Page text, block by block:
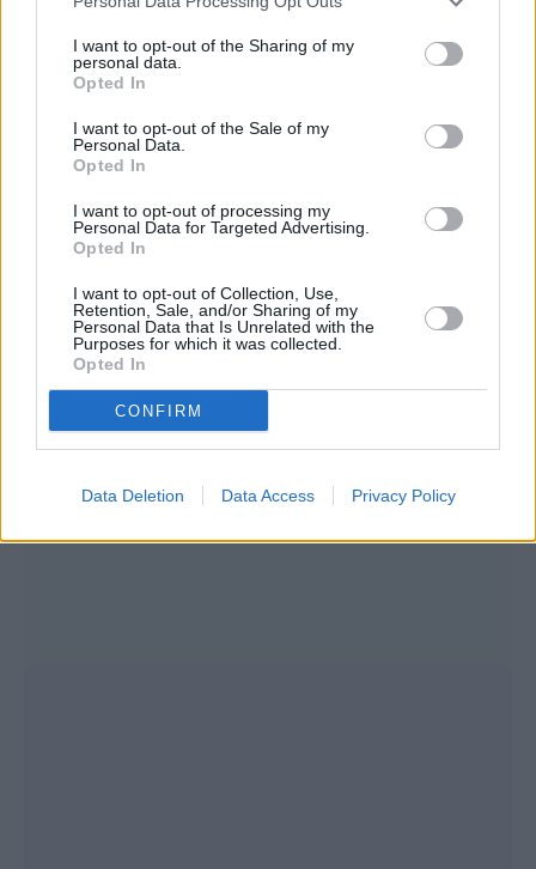
I want to opt-out of the Sharing of my
personal data.
Opted In
I want to opt-out of the Sale of my
Personal Data.
Opted In
I want to opt-out of processing my
Personal Data for Targeted Advertising.
Opted In
I want to opt-out of Collection, Use,
Retention, Sale, and/or Sharing of my
Personal Data that Is Unrelated with the
Purposes for which it was collected.
Opted In
CONFIRM
Data Deletion Data Access Privacy Policy
προσδιοριστούν από τη νεκροψία –
νεκροτομή.
Συνεντεύξεις 18/11/2025
Δήμητρα Δερζέκου: «Λέω τη δική μου
αλήθεια»
Συνεντεύξεις 18/11/2025
Τζεφ Μοντάνα: «Κανένας δεν μπορεί
να σου πει ποιος είσαι»